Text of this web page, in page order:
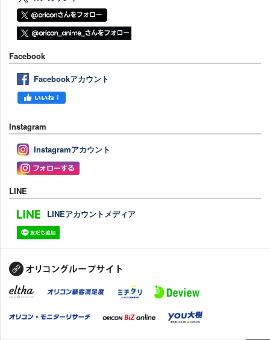
Facebook
Facebookアカウント
Instagram
Instagramアカウント
LINE
LINEアカウントメディア